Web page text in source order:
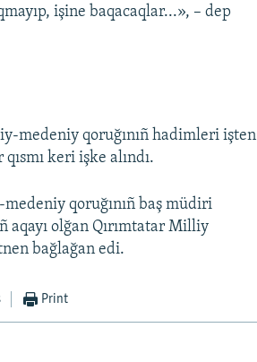
işine baqacaqlar...», – dep
medeniy qoruğınıñ hadimleri işten
keri işke alındı.
qoruğınıñ baş müdiri
aqayı olğan Qırımtatar Milliy
bağlağan edi.
Print